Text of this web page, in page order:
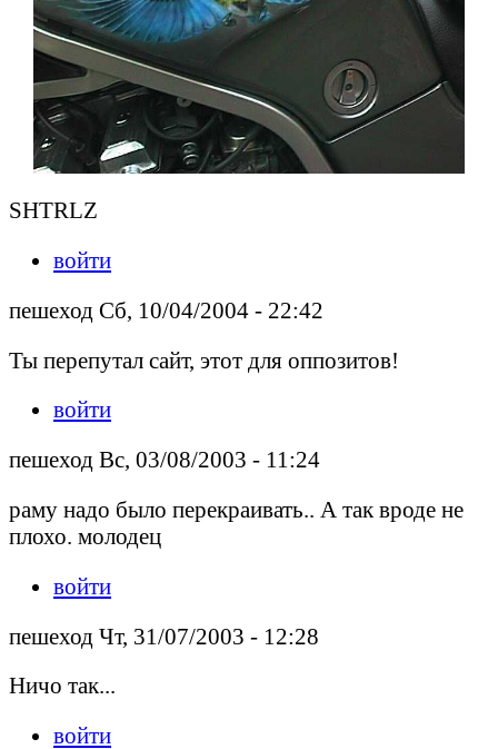
SHTRLZ
войти
пешеход Сб, 10/04/2004 - 22:42
Ты перепутал сайт, этот для оппозитов!
войти
пешеход Вс, 03/08/2003 - 11:24
раму надо было перекраивать.. А так вроде не
плохо. молодец
войти
пешеход Чт, 31/07/2003 - 12:28
Ничо так...
войти